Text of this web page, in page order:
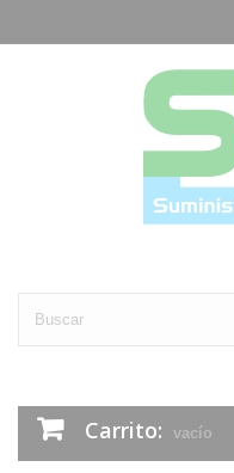
Carrito: vacío